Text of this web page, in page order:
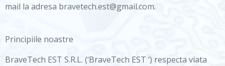
mail la adresa bravetech.est@gmail.com.
Principiile noastre
BraveTech EST S.R.L. (‘BraveTech EST ‘) respecta viata